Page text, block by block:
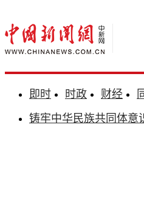
即时 时政 财经
铸牢中华民族共同体意